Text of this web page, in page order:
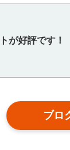
が好評です！
ブロ